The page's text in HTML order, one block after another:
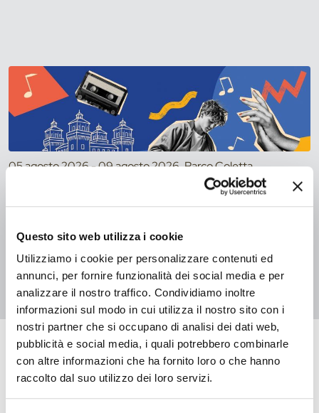
Questo sito web utilizza i cookie
Utilizziamo i cookie per personalizzare contenuti ed
annunci, per fornire funzionalità dei social media e per
analizzare il nostro traffico. Condividiamo inoltre
informazioni sul modo in cui utilizza il nostro sito con i
nostri partner che si occupano di analisi dei dati web,
pubblicità e social media, i quali potrebbero combinarle
con altre informazioni che ha fornito loro o che hanno
raccolto dal suo utilizzo dei loro servizi.
05 agosto 2026 - 09 agosto 2026, Parco Coletta
1 2
Eventi in arrivo